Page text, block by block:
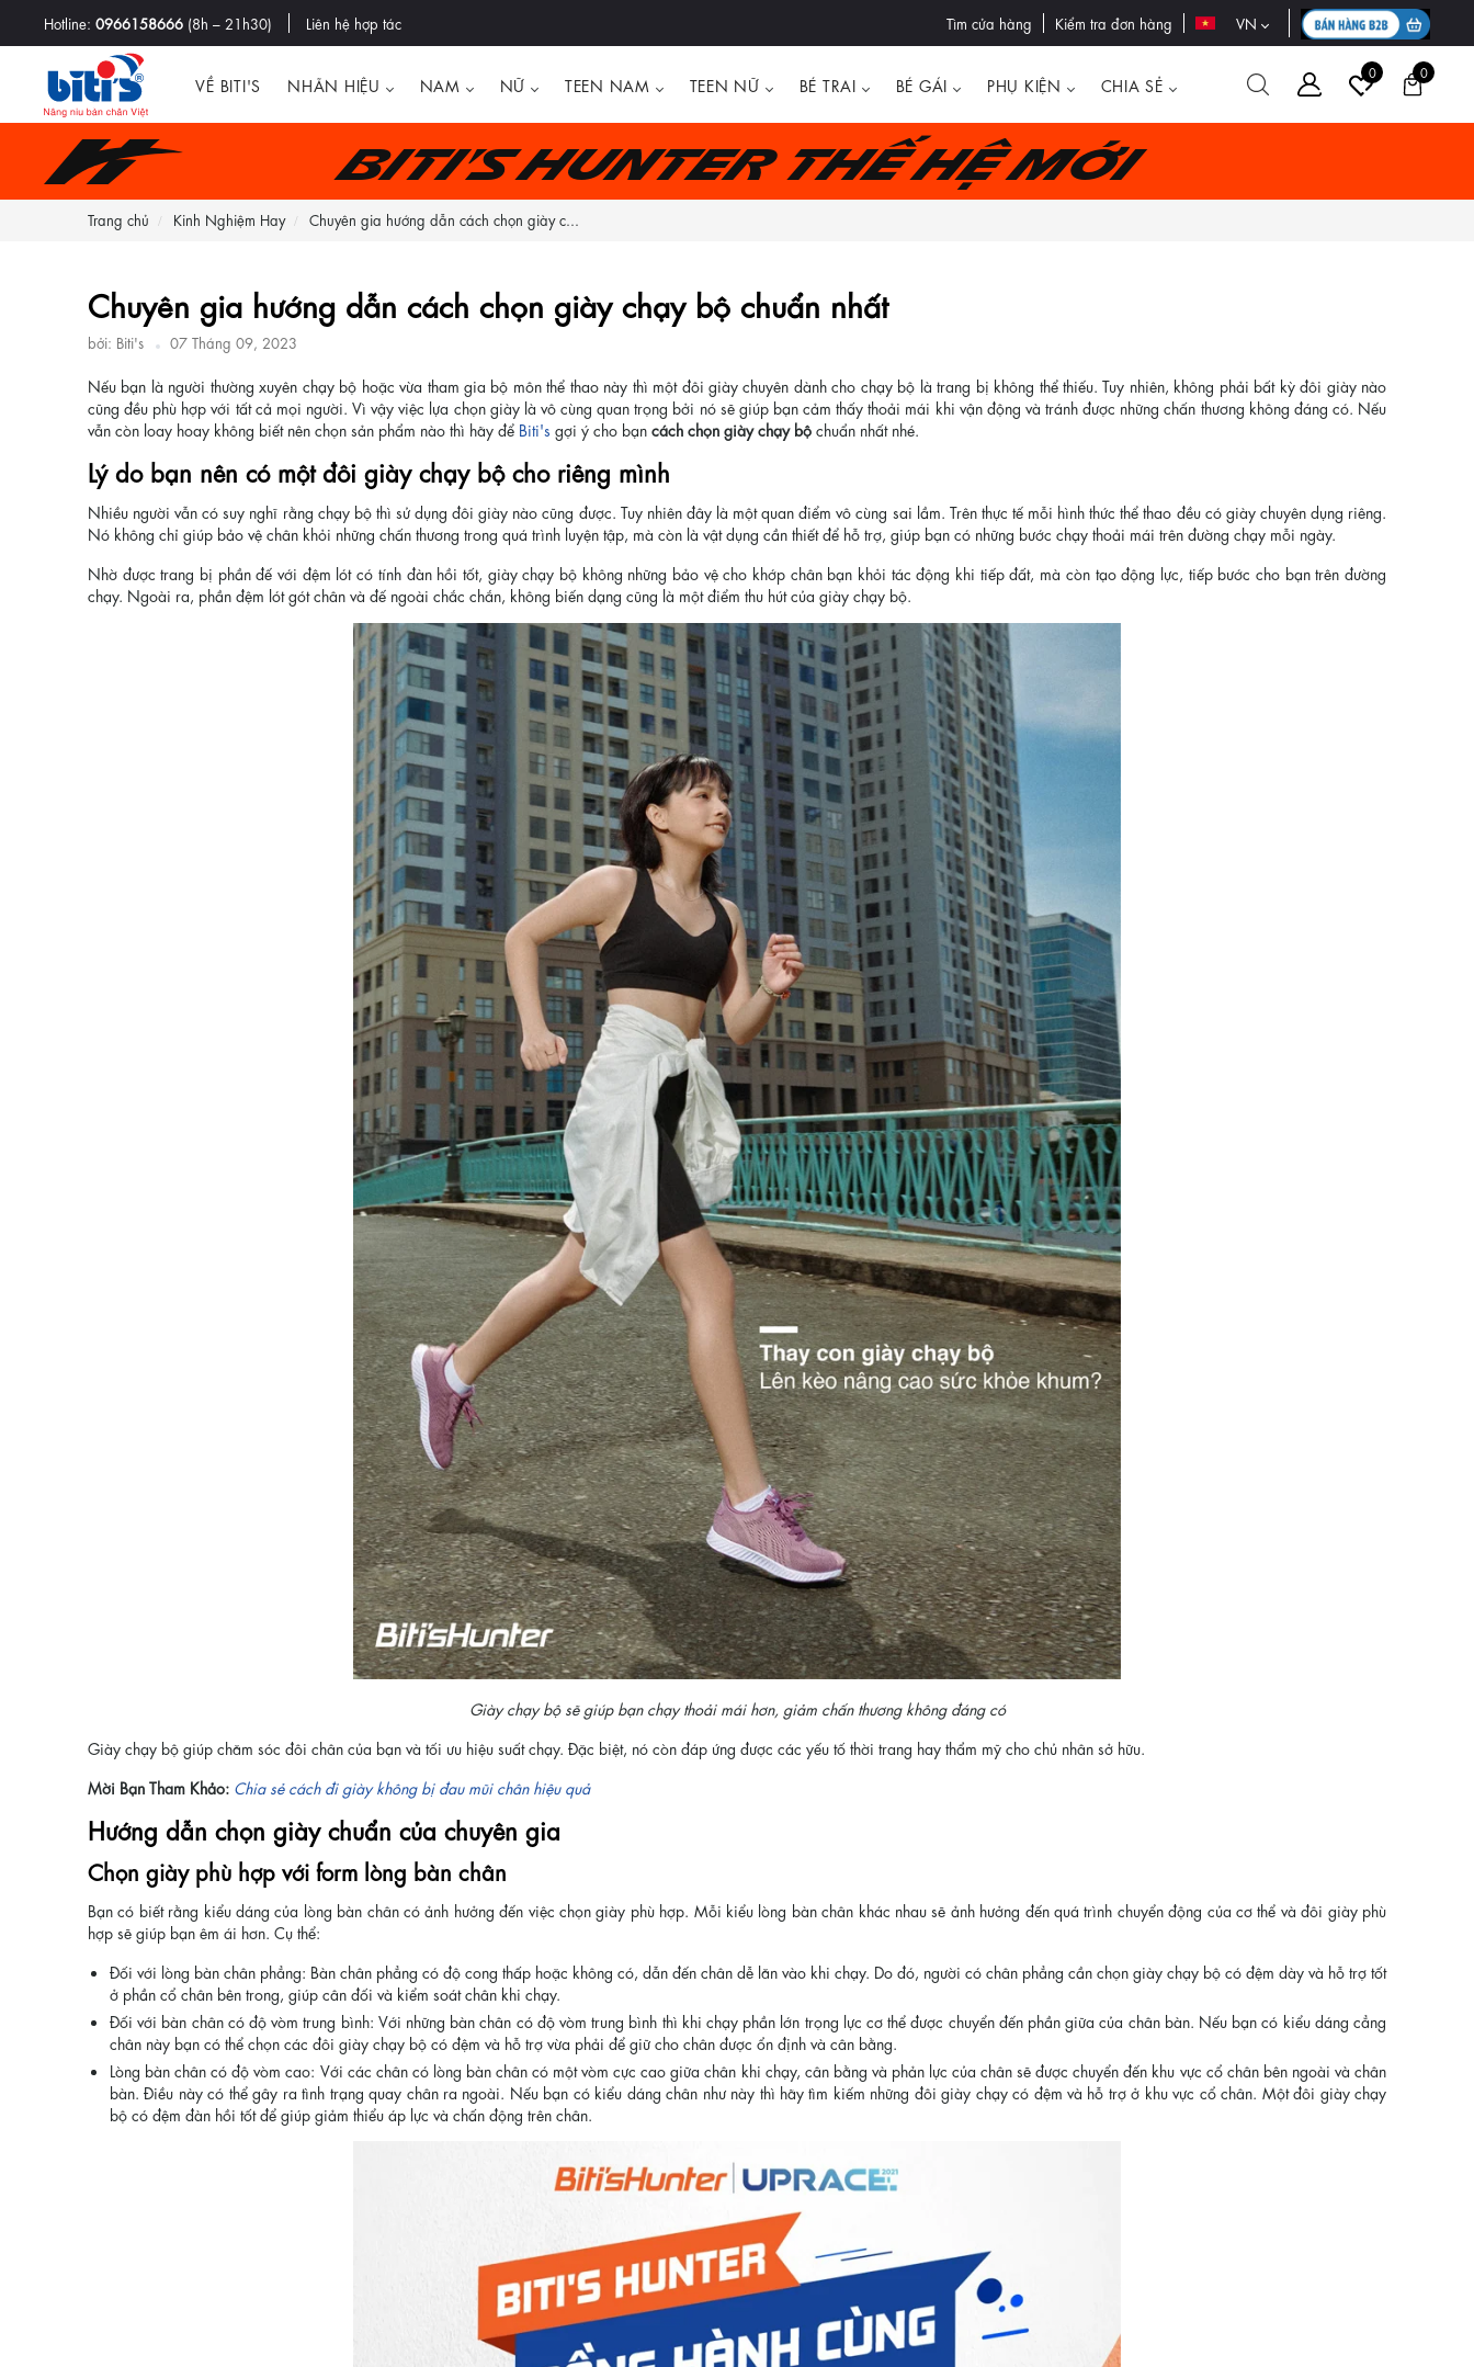
Hotline: 0966158666 (8h – 21h30) Liên hệ hợp tác Tìm cửa hàng Kiểm tra đơn hàng VN
VỀ BITI'S NHÃN HIỆU NAM NỮ TEEN NAM TEEN NỮ BÉ TRAI BÉ GÁI PHỤ KIỆN CHIA SẺ
0 0
Biti's Hunter thế hệ mới
Trang chủ Kinh Nghiệm Hay Chuyên gia hướng dẫn cách chọn giày c...
Chuyên gia hướng dẫn cách chọn giày chạy bộ chuẩn nhất
bởi: Biti's 07 Tháng 09, 2023
Nếu bạn là người thường xuyên chạy bộ hoặc vừa tham gia bộ môn thể thao này thì một đôi giày chuyên dành cho chạy bộ là trang bị không thể thiếu. Tuy nhiên, không phải bất kỳ đôi giày nào
cũng đều phù hợp với tất cả mọi người. Vì vậy việc lựa chọn giày là vô cùng quan trọng bởi nó sẽ giúp bạn cảm thấy thoải mái khi vận động và tránh được những chấn thương không đáng có. Nếu
vẫn còn loay hoay không biết nên chọn sản phẩm nào thì hãy để Biti's gợi ý cho bạn cách chọn giày chạy bộ chuẩn nhất nhé.
Lý do bạn nên có một đôi giày chạy bộ cho riêng mình
Nhiều người vẫn có suy nghĩ rằng chạy bộ thì sử dụng đôi giày nào cũng được. Tuy nhiên đây là một quan điểm vô cùng sai lầm. Trên thực tế mỗi hình thức thể thao đều có giày chuyên dụng riêng.
Nó không chỉ giúp bảo vệ chân khỏi những chấn thương trong quá trình luyện tập, mà còn là vật dụng cần thiết để hỗ trợ, giúp bạn có những bước chạy thoải mái trên đường chạy mỗi ngày.
Nhờ được trang bị phần đế với đệm lót có tính đàn hồi tốt, giày chạy bộ không những bảo vệ cho khớp chân bạn khỏi tác động khi tiếp đất, mà còn tạo động lực, tiếp bước cho bạn trên đường
chạy. Ngoài ra, phần đệm lót gót chân và đế ngoài chắc chắn, không biến dạng cũng là một điểm thu hút của giày chạy bộ.
Giày chạy bộ sẽ giúp bạn chạy thoải mái hơn, giảm chấn thương không đáng có
Giày chạy bộ giúp chăm sóc đôi chân của bạn và tối ưu hiệu suất chạy. Đặc biệt, nó còn đáp ứng được các yếu tố thời trang hay thẩm mỹ cho chủ nhân sở hữu.
Mời Bạn Tham Khảo: Chia sẻ cách đi giày không bị đau mũi chân hiệu quả
Hướng dẫn chọn giày chuẩn của chuyên gia
Chọn giày phù hợp với form lòng bàn chân
Bạn có biết rằng kiểu dáng của lòng bàn chân có ảnh hưởng đến việc chọn giày phù hợp. Mỗi kiểu lòng bàn chân khác nhau sẽ ảnh hưởng đến quá trình chuyển động của cơ thể và đôi giày phù
hợp sẽ giúp bạn êm ái hơn. Cụ thể:
Đối với lòng bàn chân phẳng: Bàn chân phẳng có độ cong thấp hoặc không có, dẫn đến chân dễ lăn vào khi chạy. Do đó, người có chân phẳng cần chọn giày chạy bộ có đệm dày và hỗ trợ tốt
ở phần cổ chân bên trong, giúp cân đối và kiểm soát chân khi chạy.
Đối với bàn chân có độ vòm trung bình: Với những bàn chân có độ vòm trung bình thì khi chạy phần lớn trọng lực cơ thể được chuyển đến phần giữa của chân bàn. Nếu bạn có kiểu dáng cẳng
chân này bạn có thể chọn các đôi giày chạy bộ có đệm và hỗ trợ vừa phải để giữ cho chân được ổn định và cân bằng.
Lòng bàn chân có độ vòm cao: Với các chân có lòng bàn chân có một vòm cực cao giữa chân khi chạy, cân bằng và phản lực của chân sẽ được chuyển đến khu vực cổ chân bên ngoài và chân
bàn. Điều này có thể gây ra tình trạng quay chân ra ngoài. Nếu bạn có kiểu dáng chân như này thì hãy tìm kiếm những đôi giày chạy có đệm và hỗ trợ ở khu vực cổ chân. Một đôi giày chạy
bộ có đệm đàn hồi tốt để giúp giảm thiểu áp lực và chấn động trên chân.